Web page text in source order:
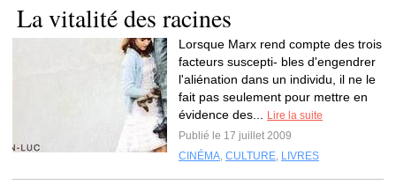
La vitalité des racines
Lorsque Marx rend compte des trois
facteurs suscepti- bles d'engendrer
l'aliénation dans un individu, il ne le
fait pas seulement pour mettre en
évidence des...
Lire la suite
Publié le 17 juillet 2009
CINÉMA, CULTURE, LIVRES